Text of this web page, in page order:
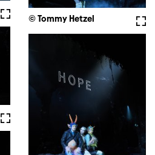
Vollbild
© Tommy Hetzel
Vollbild